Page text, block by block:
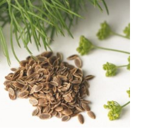
көн дәвамында 3
ярты сәгать кала
булышучы
буларак та
медицинада укропны 1-
чиреннән (бигрәк тә